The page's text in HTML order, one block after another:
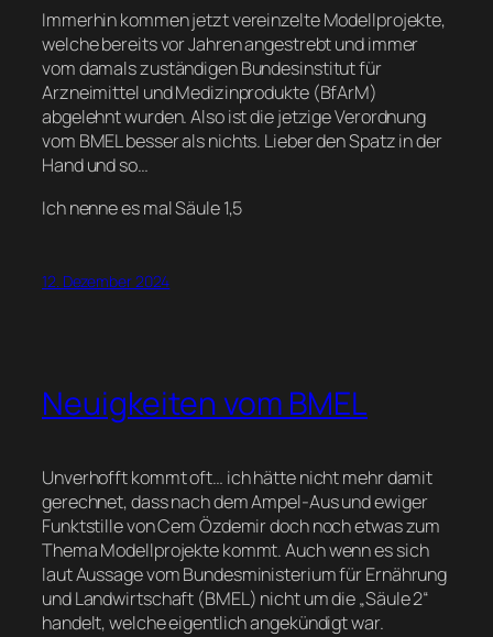
Immerhin kommen jetzt vereinzelte Modellprojekte,
welche bereits vor Jahren angestrebt und immer
vom damals zuständigen Bundesinstitut für
Arzneimittel und Medizinprodukte (BfArM)
abgelehnt wurden. Also ist die jetzige Verordnung
vom BMEL besser als nichts. Lieber den Spatz in der
Hand und so…
Ich nenne es mal Säule 1,5
12. Dezember 2024
Neuigkeiten vom BMEL
Unverhofft kommt oft… ich hätte nicht mehr damit
gerechnet, dass nach dem Ampel-Aus und ewiger
Funktstille von Cem Özdemir doch noch etwas zum
Thema Modellprojekte kommt. Auch wenn es sich
laut Aussage vom Bundesministerium für Ernährung
und Landwirtschaft (BMEL) nicht um die „Säule 2“
handelt, welche eigentlich angekündigt war.